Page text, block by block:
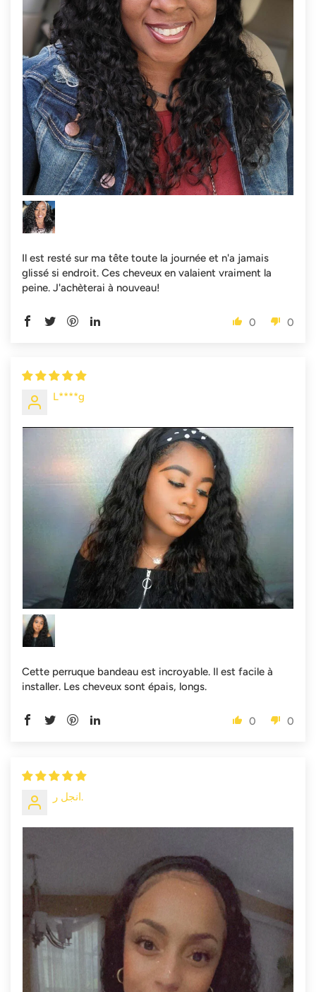
Il est resté sur ma tête toute la journée et n'a jamais
glissé si endroit. Ces cheveux en valaient vraiment la
peine. J'achèterai à nouveau!
0 0
L****g
Cette perruque bandeau est incroyable. Il est facile à
installer. Les cheveux sont épais, longs.
0 0
انجل ر.